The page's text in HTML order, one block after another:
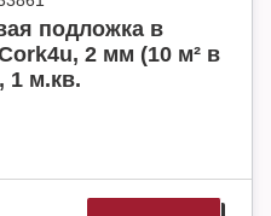
подложка в
2 мм (10 м² в
1 м.кв.